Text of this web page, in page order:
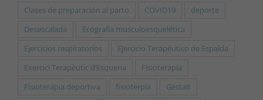
Clases de preparación al parto
COVID19
deporte
Desescalada
Ecografía musculoesquelética
Ejercicios respiratorios
Ejercicio Terapéutico de Espalda
Exercici Terapèutic d’Esquena
Fisioterapia
Fisioterapia deportiva
fisioterpia
Gestalt